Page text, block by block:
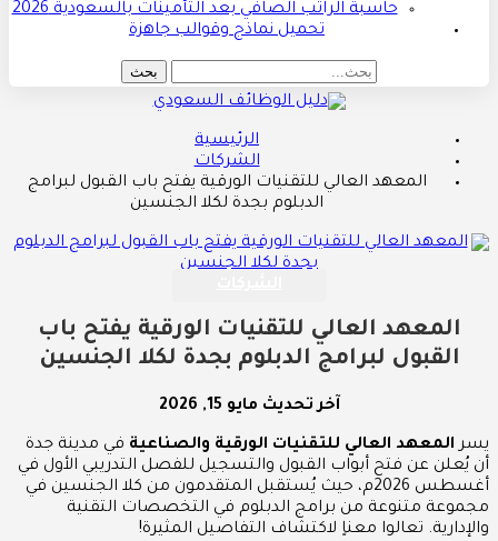
حاسبة الراتب الصافي بعد التأمينات بالسعودية 2026
تحميل نماذج وقوالب جاهزة
الرئيسية
الشركات
المعهد العالي للتقنيات الورقية يفتح باب القبول لبرامج
الدبلوم بجدة لكلا الجنسين
المعهد العالي للتقنيات الورقية يفتح باب
القبول لبرامج الدبلوم بجدة لكلا الجنسين
آخر تحديث مايو 15, 2026
يسر المعهد العالي للتقنيات الورقية والصناعية في مدينة جدة
أن يُعلن عن فتح أبواب القبول والتسجيل للفصل التدريبي الأول في
أغسطس 2026م، حيث يُستقبل المتقدمون من كلا الجنسين في
مجموعة متنوعة من برامج الدبلوم في التخصصات التقنية
والإدارية. تعالوا معناٍ لاكتشاف التفاصيل المثيرة!